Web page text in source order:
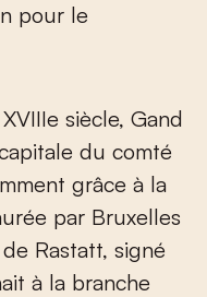
pour le
siècle, Gand
du comté
grâce à la
par Bruxelles
Rastatt, signé
à la branche